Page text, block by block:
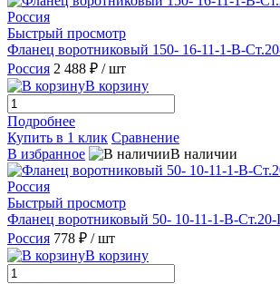
Быстрый просмотр
Фланец воротниковый 150- 16-11-1-В-
Россия 2 488 ₽ / шт
В корзину
Подробнее
Купить в 1 клик Сравнение
В избранное
В наличии
Быстрый просмотр
Фланец воротниковый 50- 10-11-1-В-
Россия 778 ₽ / шт
В корзину